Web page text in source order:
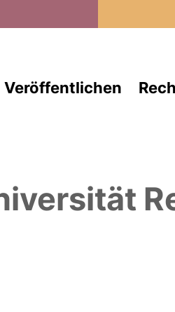
Veröffentlichen